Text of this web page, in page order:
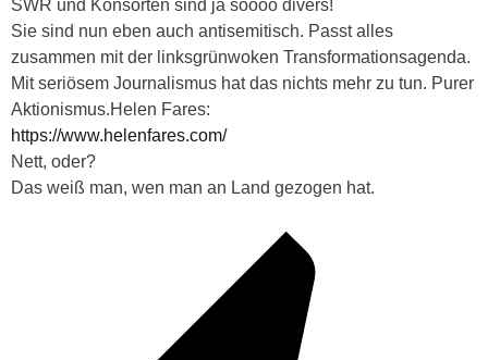
SWR und Konsorten sind ja soooo divers!
Sie sind nun eben auch antisemitisch. Passt alles
zusammen mit der linksgrünwoken Transformationsagenda.
Mit seriösem Journalismus hat das nichts mehr zu tun. Purer
Aktionismus.Helen Fares:
https://www.helenfares.com/
Nett, oder?
Das weiß man, wen man an Land gezogen hat.